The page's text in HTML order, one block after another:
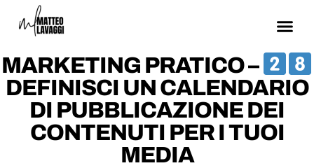
MARKETING PRATICO –
DEFINISCI UN CALENDARIO
DI PUBBLICAZIONE DEI
CONTENUTI PER I TUOI
MEDIA